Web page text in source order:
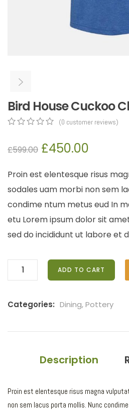
Bird House Cuckoo
of
customer
ratings
(0 customer reviews)
£599.00 £450.00
Proin est elentesque risus
sodales uam morbi non sem
condime ntum metus eud In
etu Lorem ipsum dolor sit
sed do incididunt ut labore et
ADD TO CART
Categories: Dining,Pottery
Description
Proin est elentesque risus magna
non sem lacus porta mollis. Nunc